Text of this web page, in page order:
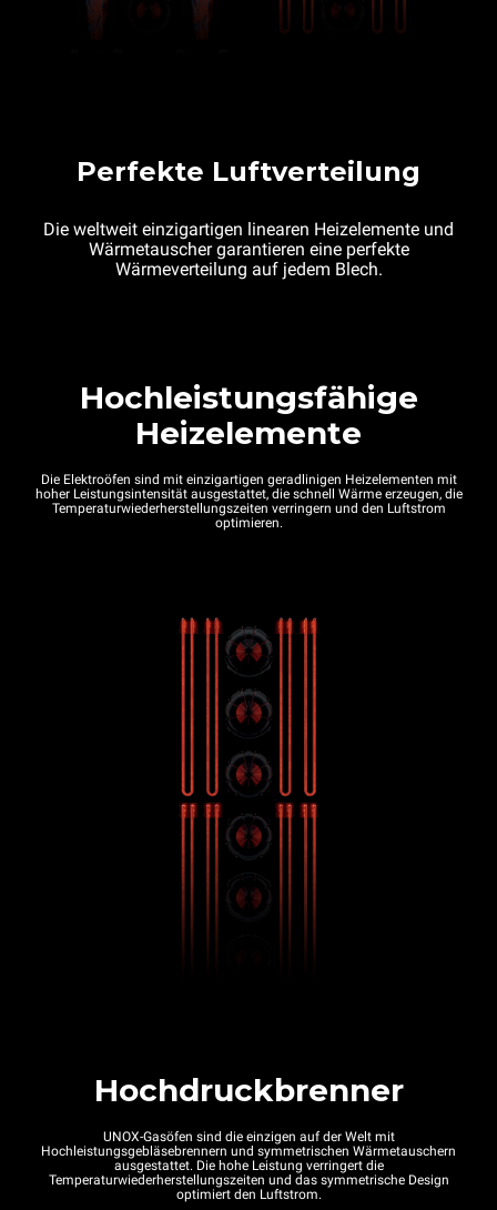
Perfekte Luftverteilung
Die weltweit einzigartigen linearen Heizelemente und
Wärmetauscher garantieren eine perfekte
Wärmeverteilung auf jedem Blech.
Hochleistungsfähige
Heizelemente
Die Elektroöfen sind mit einzigartigen geradlinigen Heizelementen mit
hoher Leistungsintensität ausgestattet, die schnell Wärme erzeugen, die
Temperaturwiederherstellungszeiten verringern und den Luftstrom
optimieren.
Hochdruckbrenner
UNOX-Gasöfen sind die einzigen auf der Welt mit
Hochleistungsgebläsebrennern und symmetrischen Wärmetauschern
ausgestattet. Die hohe Leistung verringert die
Temperaturwiederherstellungszeiten und das symmetrische Design
optimiert den Luftstrom.